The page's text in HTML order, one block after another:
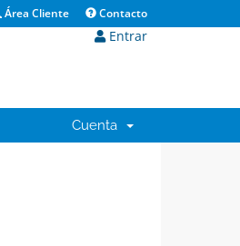
Área Cliente Contacto
Entrar
Cuenta